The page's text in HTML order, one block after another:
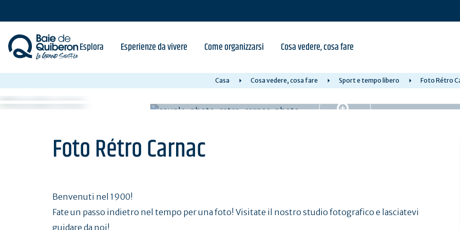
content
Esplora Esperienze da vivere Come organizzarsi Cosa vedere, cosa fare
Casa Cosa vedere, cosa fare Sport e tempo libero Foto Rétro
Foto Rétro Carnac
Benvenuti nel 1900!
Fate un passo indietro nel tempo per una foto! Visitate il nostro studio fotografico e lasciatevi
guidare da noi!